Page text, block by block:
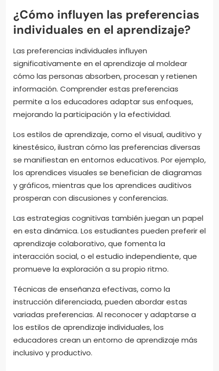
¿Cómo influyen las preferencias
individuales en el aprendizaje?
Las preferencias individuales influyen
significativamente en el aprendizaje al moldear
cómo las personas absorben, procesan y retienen
información. Comprender estas preferencias
permite a los educadores adaptar sus enfoques,
mejorando la participación y la efectividad.
Los estilos de aprendizaje, como el visual, auditivo y
kinestésico, ilustran cómo las preferencias diversas
se manifiestan en entornos educativos. Por ejemplo,
los aprendices visuales se benefician de diagramas
y gráficos, mientras que los aprendices auditivos
prosperan con discusiones y conferencias.
Las estrategias cognitivas también juegan un papel
en esta dinámica. Los estudiantes pueden preferir el
aprendizaje colaborativo, que fomenta la
interacción social, o el estudio independiente, que
promueve la exploración a su propio ritmo.
Técnicas de enseñanza efectivas, como la
instrucción diferenciada, pueden abordar estas
variadas preferencias. Al reconocer y adaptarse a
los estilos de aprendizaje individuales, los
educadores crean un entorno de aprendizaje más
inclusivo y productivo.